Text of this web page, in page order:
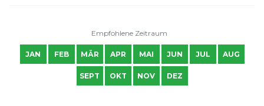
Empfohlene Zeitraum
JAN FEB MÄR APR MAI JUN JUL AUG
SEPT OKT NOV DEZ